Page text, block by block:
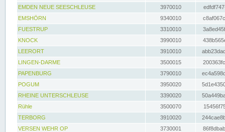
EMDEN NEUE SEESCHLEUSE
3970010
EMSHÖRN
9340010
FUESTRUP
3310010
KNOCK
3990010
LEERORT
3910010
LINGEN-DARME
3500015
PAPENBURG
3790010
POGUM
3950020
RHEINE UNTERSCHLEUSE
3390020
Rühle
3500070
TERBORG
3910020
VERSEN WEHR OP
3730001